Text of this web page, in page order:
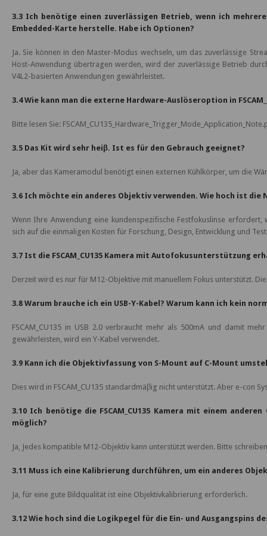
3.3 Ich benötige einen zuverlässigen Betrieb, wenn ich
Embedded-Karte herstelle. Habe ich Optionen?
Ja. Sie können in den Master-Modus wechseln, um das zuverlässige
Host-Anwendung übertragen werden, wird der zuverlässige Betrieb
V4L2-basierten Anwendungen gewährleistet.
3.4 Wie kann man die externe Hardware-Auslöseroption in
Bitte lesen Sie:
3.5 Das Kit wird sehr heiβ. Ist es für den Gebrauch geeignet?
Ja, aber das Kameramodul benötigt einen externen Kühlkörper, um die
3.6 Ich möchte ein anderes Objektiv verwenden. Wie hoch ist die
Wenn Ihre Anwendung eine kundenspezifische Festfokuslinse
sich auf die einmaligen Kosten für Forschung, Design, Entwicklung und
3.7 Ist die FSCAM_CU135 Kamera mit Autofokusunterstützung
Derzeit wird es nur für M12-Objektive mit manuellem Fokus unterstützt.
3.8 Warum brauche ich ein USB-Y-Kabel? Warum kann ich kein
FSCAM_CU135 in USB 2.0 verbraucht mehr als 500mA und damit
gewährleisten, wird ein Y-Kabel verwendet.
3.9 Kann ich die Objektivfassung von S-Mount auf C-Mount
Dies wird in FSCAM_CU135 standardmäβig nicht unterstützt. Aber e-con
3.10 Ich benötige die FSCAM_CU135 Kamera mit einem
möglich?
Ja, Jedes kompatible M12-Objektiv kann unterstützt werden. Bitte
3.11 Muss ich eine Kalibrierung durchführen, um ein anderes
Ja, für eine gute Bildqualität ist eine Objektivkalibrierung erforderlich.
3.12 Wie hoch sind die Logikpegel für die Ein- und Ausgangspins